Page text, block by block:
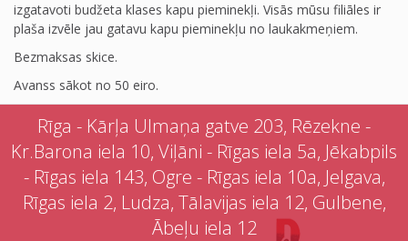
izgatavoti budžeta klases kapu pieminekļi. Visās mūsu filiāles ir
plaša izvēle jau gatavu kapu pieminekļu no laukakmeņiem.
Bezmaksas skice.
Avanss sākot no 50 eiro.
Rīga - Kārļa Ulmaņa gatve 203, Rēzekne -
Kr.Barona iela 10, Viļāni - Rīgas iela 5a, Jēkabpils
- Rīgas iela 143, Ogre - Rīgas iela 10a, Jelgava,
Rīgas iela 2, Ludza, Tālavijas iela 12, Gulbene,
Ābeļu iela 12